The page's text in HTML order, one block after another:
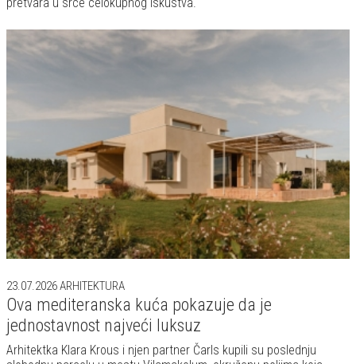
Ova mediteranska kuća pokazuje da je
jednostavnost najveći luksuz
Arhitektka Klara Krous i njen partner Čarls kupili su poslednju
slobodnu parcelu u mestu Vilamakolum, okruženu poljima koja
vekovima oblikuju pejzaž regije Alt Empordà.